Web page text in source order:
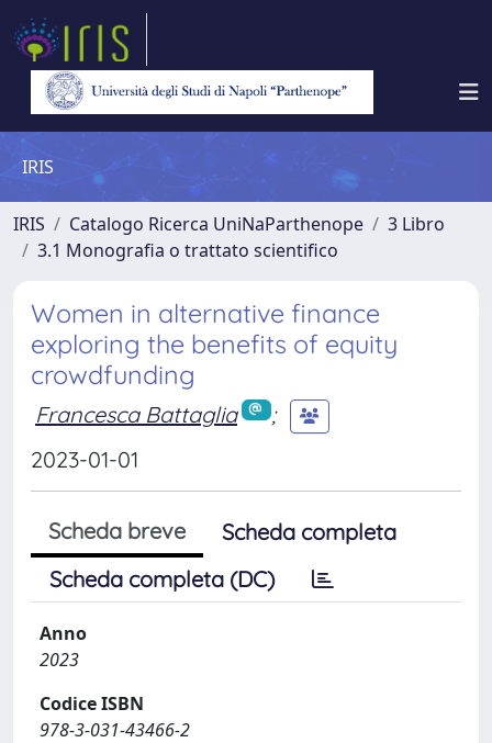
IRIS
IRIS Catalogo Ricerca UniNaParthenope
3 Libro
3.1 Monografia o trattato scientifico
Women in alternative finance
exploring the benefits of equity
crowdfunding
Francesca Battaglia
;
2023-01-01
Scheda breve
Scheda completa
Scheda completa (DC)
Anno
2023
Codice ISBN
978-3-031-43466-2